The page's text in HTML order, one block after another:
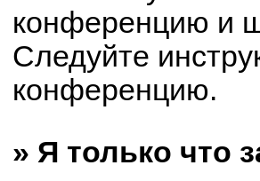
конференцию и
Следуйте
конференцию.
» Я только что